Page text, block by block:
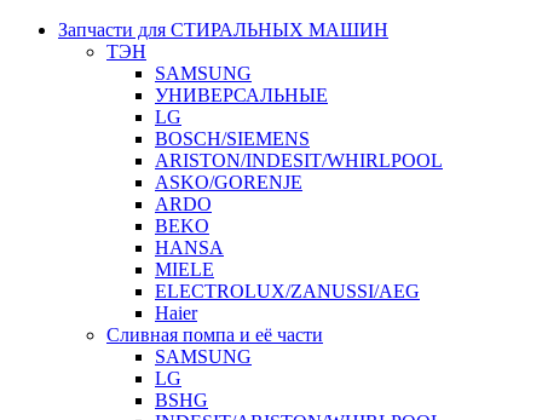
Запчасти для СТИРАЛЬНЫХ МАШИН
ТЭН
SAMSUNG
УНИВЕРСАЛЬНЫЕ
LG
BOSCH/SIEMENS
ARISTON/INDESIT/WHIRLPOOL
ASKO/GORENJE
ARDO
BEKO
HANSA
MIELE
ELECTROLUX/ZANUSSI/AEG
Haier
Сливная помпа и её части
SAMSUNG
LG
BSHG